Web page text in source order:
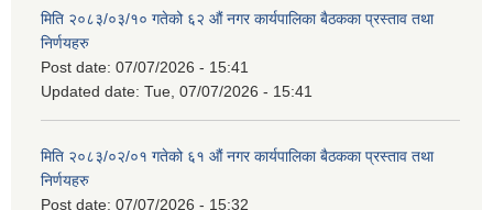
मिति २०८३/०३/१० गतेको ६२ औं नगर कार्यपालिका बैठकका प्रस्ताव तथा
निर्णयहरु
Post date: 07/07/2026 - 15:41
Updated date: Tue, 07/07/2026 - 15:41
मिति २०८३/०२/०१ गतेको ६१ औं नगर कार्यपालिका बैठकका प्रस्ताव तथा
निर्णयहरु
Post date: 07/07/2026 - 15:32